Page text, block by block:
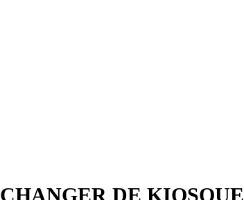
CHANGER DE KIOSQUE